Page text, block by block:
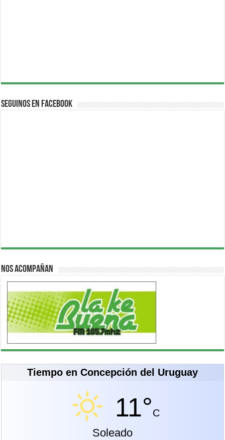
Seguinos en Facebook
Nos acompañan
Tiempo en Concepción del Uruguay
11°C
Soleado